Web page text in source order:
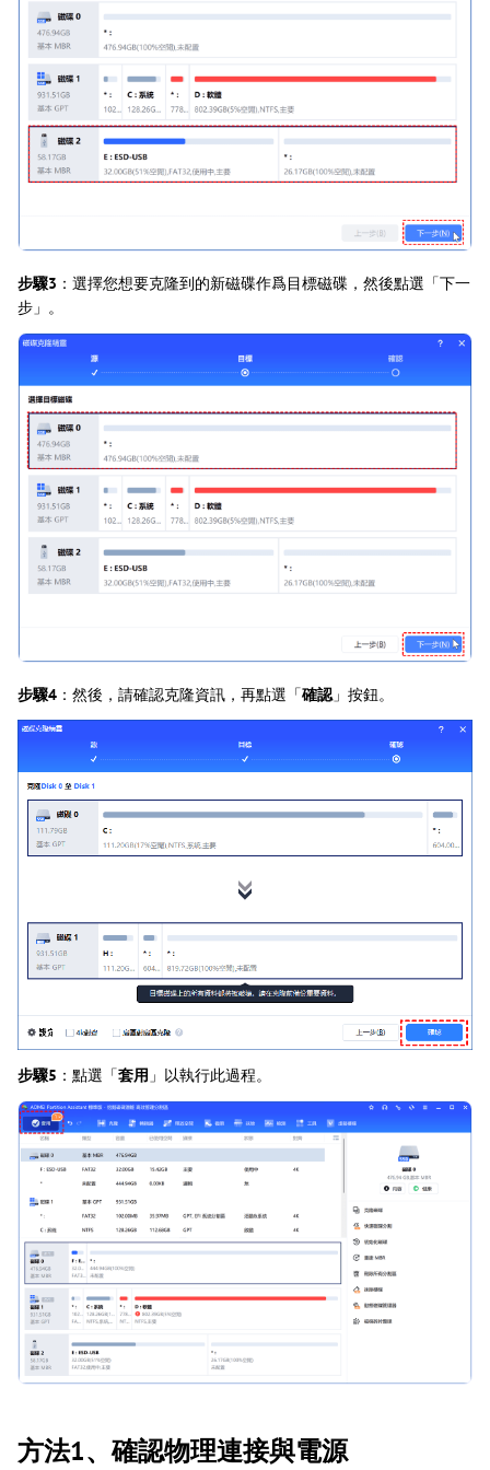
步驟3 ：選擇您想要克隆到的新磁碟作爲目標磁碟，然後點選「下一
步」。
步驟4 ：然後，請確認克隆資訊，再點選「確認」按鈕。
步驟5 ：點選「套用 」以執行此過程。
方法1、確認物理連接與電源